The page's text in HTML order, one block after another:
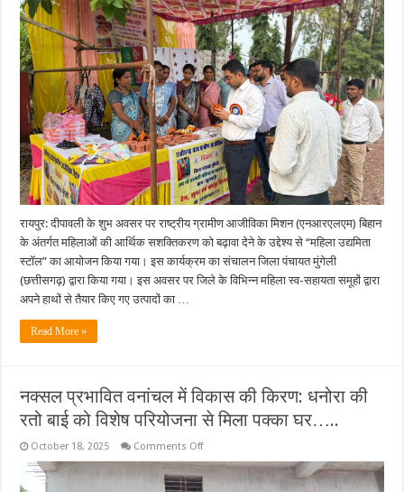
पर
‘महिला
उद्यमिता
स्टॉल’
में
झलकी
बिहान
की
चमक:
स्व-
सहायता
समूहों
ने
किया
उत्पादों
का
प्रदर्शन
एवं
विक्रय…
रायपुर: दीपावली के शुभ अवसर पर राष्ट्रीय ग्रामीण आजीविका मिशन (एनआरएलएम) बिहान
के अंतर्गत महिलाओं की आर्थिक सशक्तिकरण को बढ़ावा देने के उद्देश्य से “महिला उद्यमिता
स्टॉल” का आयोजन किया गया। इस कार्यक्रम का संचालन जिला पंचायत मुंगेली
(छत्तीसगढ़) द्वारा किया गया। इस अवसर पर जिले के विभिन्न महिला स्व-सहायता समूहों द्वारा
अपने हाथों से तैयार किए गए उत्पादों का …
Read More »
नक्सल प्रभावित वनांचल में विकास की किरण: धनोरा की
रतो बाई को विशेष परियोजना से मिला पक्का घर…..
October 18, 2025 Comments Offon
प्रभावित
वनांचल